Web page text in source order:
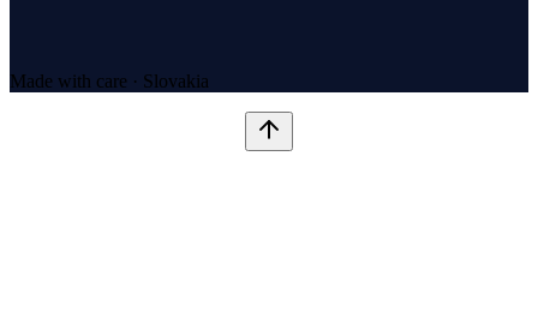
Made with care · Slovakia